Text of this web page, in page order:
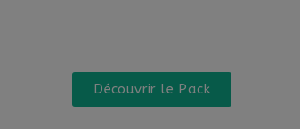
Découvrir le Pack